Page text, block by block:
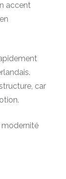
accent
car
modernité